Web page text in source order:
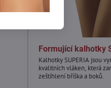
Formující kalhotky
Kalhotky SUPERIA jsou
kvalitních vláken, která
zeštíhlení bříška a boků.